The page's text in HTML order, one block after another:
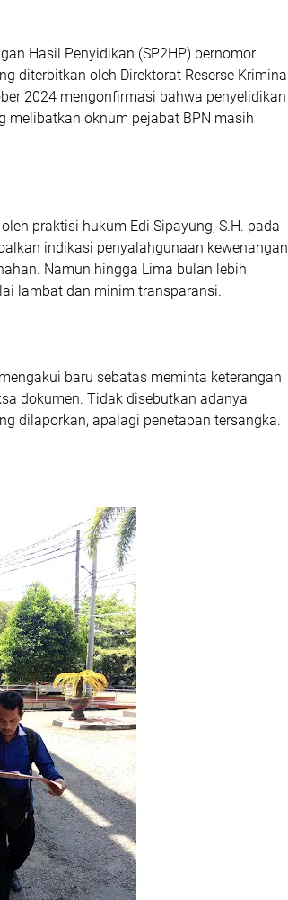
Hasil Penyidikan (SP2HP) bernomor
diterbitkan oleh Direktorat Reserse Kriminal
2024 mengonfirmasi bahwa penyelidikan
melibatkan oknum pejabat BPN masih
praktisi hukum Edi Sipayung, S.H. pada
indikasi penyalahgunaan kewenangan
Namun hingga Lima bulan lebih
lambat dan minim transparansi.
baru sebatas meminta keterangan
dokumen. Tidak disebutkan adanya
dilaporkan, apalagi penetapan tersangka.